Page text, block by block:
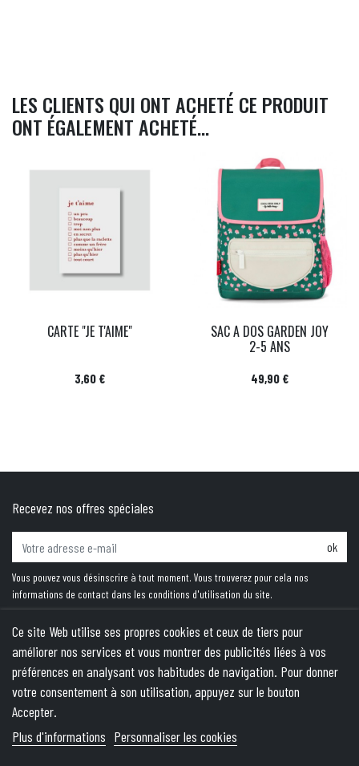
LES CLIENTS QUI ONT ACHETÉ CE PRODUIT
ONT ÉGALEMENT ACHETÉ...
CARTE "JE T'AIME"
Prix
3,60 €
SAC A DOS GARDEN JOY
2-5 ANS
Prix
49,90 €
Recevez nos offres spéciales
ok
Vous pouvez vous désinscrire à tout moment. Vous trouverez pour cela nos
informations de contact dans les conditions d'utilisation du site.
PRODUITS
NOTRE SOCIÉTÉ
VOTRE COMPTE
Ce site Web utilise ses propres cookies et ceux de tiers pour
améliorer nos services et vous montrer des publicités liées à vos
préférences en analysant vos habitudes de navigation. Pour donner
votre consentement à son utilisation, appuyez sur le bouton
Accepter.
Plus d'informations Personnaliser les cookies